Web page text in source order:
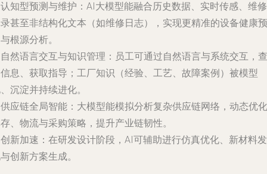
认知型预测与维护 ：AI大模型能融合历史数据、实时传感、维修
甚至非结构化文本（如维修日志），实现更精准的设备健康预
根源分析。
自然语言交互与知识管理 ：员工可通过自然语言与系统交互，查
息、获取指导；工厂知识（经验、工艺、故障案例）被模型
沉淀并持续进化。
供应链全局智能 ：大模型能模拟分析复杂供应链网络，动态优化
、物流与采购策略，提升产业链韧性。
创新加速 ：在研发设计阶段，AI可辅助进行仿真优化、新材料发
创新方案生成。